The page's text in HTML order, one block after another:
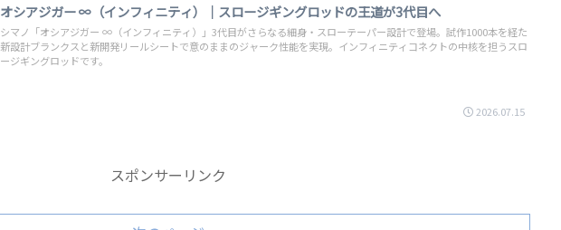
オシアジガー ∞（インフィニティ）｜スロージギングロッドの王道が3代目へ
シマノ「オシアジガー ∞（インフィニティ）」3代目がさらなる細身・スローテーパー設計で登場。試作1000本を経た
新設計ブランクスと新開発リールシートで意のままのジャーク性能を実現。インフィニティコネクトの中核を担うスロ
ージギングロッドです。
2026.07.15
スポンサーリンク